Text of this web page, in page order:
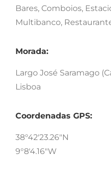
Bares, Comboios,
Multibanco,
Morada:
Largo José Saramago
Lisboa
Coordenadas GPS:
38°42'23.26"N
9°8'4.16"W